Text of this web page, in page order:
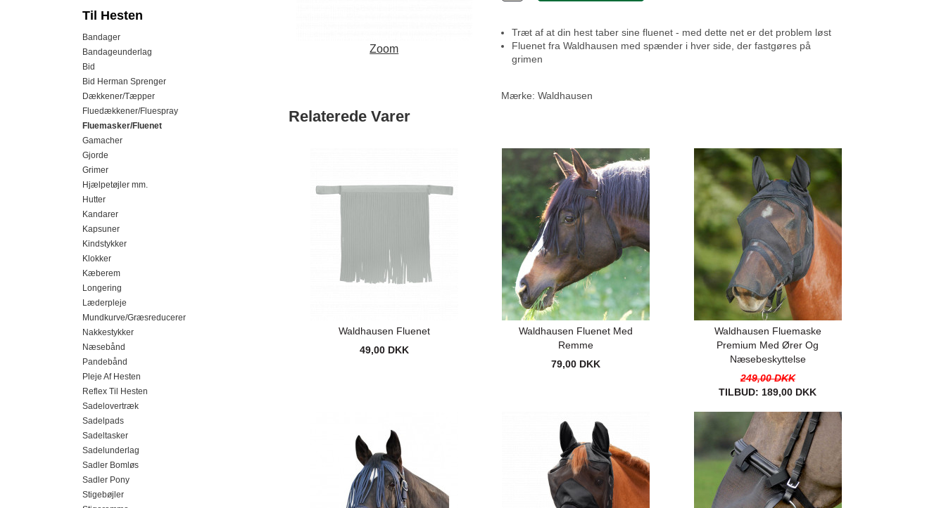
Til Hesten
Bandager
Bandageunderlag
Bid
Bid Herman Sprenger
Dækkener/Tæpper
Fluedækkener/Fluespray
Fluemasker/Fluenet
Gamacher
Gjorde
Grimer
Hjælpetøjler mm.
Hutter
Kandarer
Kapsuner
Kindstykker
Klokker
Kæberem
Longering
Læderpleje
Mundkurve/Græsreducerer
Nakkestykker
Næsebånd
Pandebånd
Pleje Af Hesten
Reflex Til Hesten
Sadelovertræk
Sadelpads
Sadeltasker
Sadelunderlag
Sadler Bomløs
Sadler Pony
Stigebøjler
Zoom
Træt af at din hest taber sine fluenet - med dette net er det problem løst
Fluenet fra Waldhausen med spænder i hver side, der fastgøres på
grimen
Mærke: Waldhausen
Relaterede Varer
Waldhausen Fluenet
49,00 DKK
Waldhausen Fluenet Med
Remme
79,00 DKK
Waldhausen Fluemaske
Premium Med Ører Og
Næsebeskyttelse
249,00 DKK
TILBUD: 189,00 DKK